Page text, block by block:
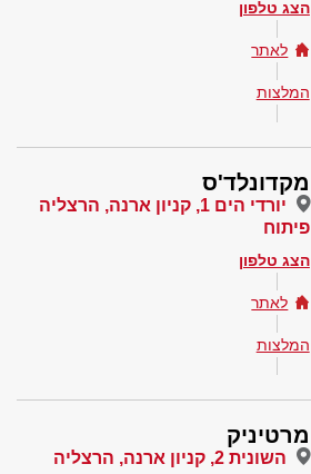
הצג טלפון
לאתר
המלצות
מקדונלד'ס
יורדי הים 1, קניון ארנה, הרצליה
פיתוח
הצג טלפון
לאתר
המלצות
מרטיניק
השונית 2, קניון ארנה, הרצליה